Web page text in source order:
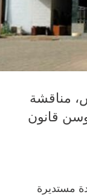
مناقشة
قانون
مستديرة